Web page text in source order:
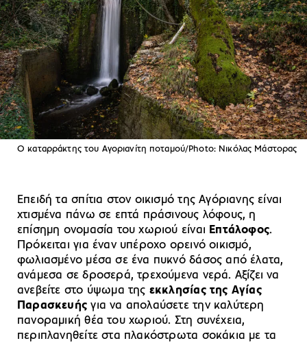
Ο καταρράκτης του Αγοριανίτη ποταμού/Photo: Νικόλας Μάστορας
Επειδή τα σπίτια στον οικισμό της Αγόριανης είναι
χτισμένα πάνω σε επτά πράσινους λόφους, η
επίσημη ονομασία του χωριού είναι Επτάλοφος.
Πρόκειται για έναν υπέροχο ορεινό οικισμό,
φωλιασμένο μέσα σε ένα πυκνό δάσος από έλατα,
ανάμεσα σε δροσερά, τρεχούμενα νερά. Αξίζει να
ανεβείτε στο ύψωμα της εκκλησίας της Αγίας
Παρασκευής για να απολαύσετε την καλύτερη
πανοραμική θέα του χωριού. Στη συνέχεια,
περιπλανηθείτε στα πλακόστρωτα σοκάκια με τα